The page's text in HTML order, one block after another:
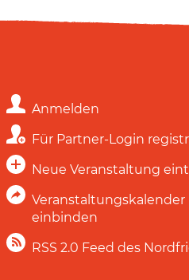
Anmelden
Für Partner-Login
Neue Veranstaltung
einbinden
RSS 2.0 Feed des